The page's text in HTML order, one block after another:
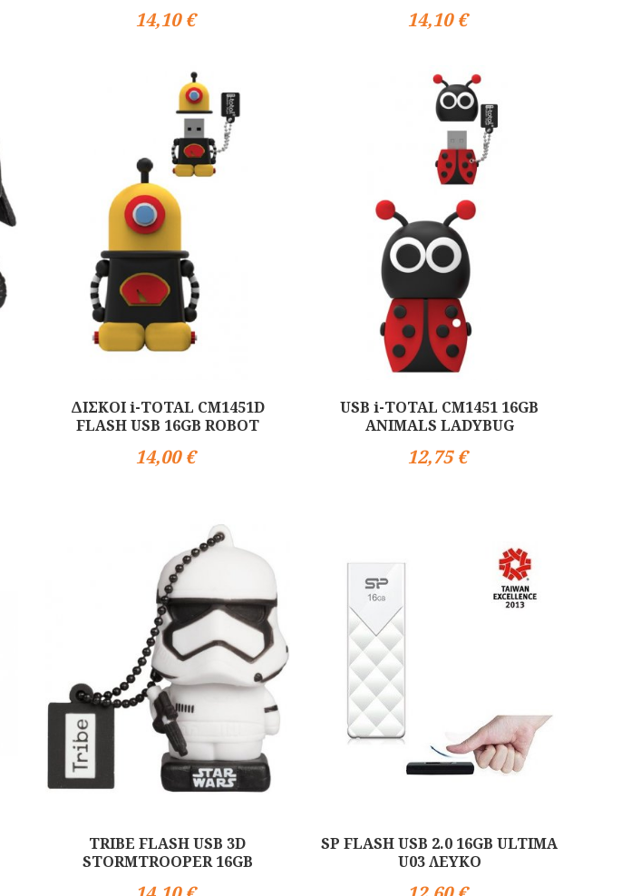
14,10 € 14,10 €
ΔΙΣΚΟΙ i-TOTAL CM1451D
FLASH USB 16GB ROBOT
14,00 €
USB i-TOTAL CM1451 16GB
ANIMALS LADYBUG
12,75 €
TRIBE FLASH USB 3D
STORMTROOPER 16GB
SP FLASH USB 2.0 16GB ULTIMA
U03 ΛΕΥΚΟ